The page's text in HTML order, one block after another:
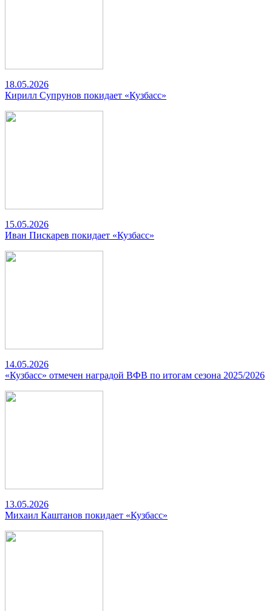
18.05.2026
Кирилл Супрунов покидает «Кузбасс»
15.05.2026
Иван Пискарев покидает «Кузбасс»
14.05.2026
«Кузбасс» отмечен наградой ВФВ по итогам сезона 2025/2026
13.05.2026
Михаил Каштанов покидает «Кузбасс»